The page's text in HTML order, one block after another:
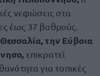
νεφώσεις στα
έως 37 βαθμούς.
την Εύβοια
επικρατεί
για τοπικές